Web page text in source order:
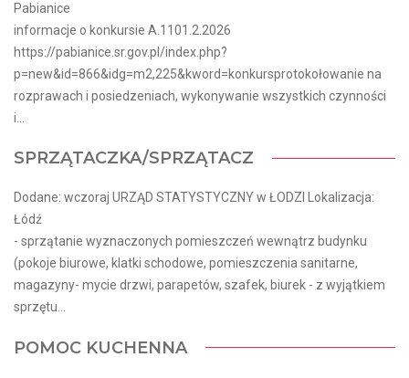
Pabianice
informacje o konkursie A.1101.2.2026
https://pabianice.sr.gov.pl/index.php?
p=new&id=866&idg=m2,225&kword=konkursprotokołowanie na
rozprawach i posiedzeniach, wykonywanie wszystkich czynności
i...
SPRZĄTACZKA/SPRZĄTACZ
Dodane: wczoraj URZĄD STATYSTYCZNY w ŁODZI Lokalizacja:
Łódź
- sprzątanie wyznaczonych pomieszczeń wewnątrz budynku
(pokoje biurowe, klatki schodowe, pomieszczenia sanitarne,
magazyny- mycie drzwi, parapetów, szafek, biurek - z wyjątkiem
sprzętu...
POMOC KUCHENNA